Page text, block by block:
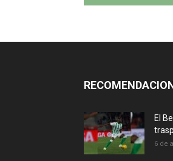
El
6 de